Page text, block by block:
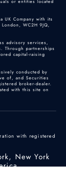
UK Company with its
WC2H 9JQ,
advisory services,
Through partnerships
capital-raising
conducted by
of, and Securities
broker-dealer.
with this site on
with registered
New York